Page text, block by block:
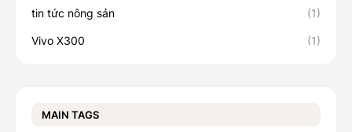
tin tức nông sản (1)
Vivo X300 (1)
MAIN TAGS